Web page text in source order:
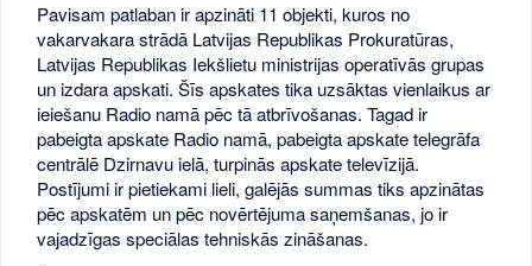
Pavisam patlaban ir apzināti 11 objekti, kuros no
vakarvakara strādā Latvijas Republikas Prokuratūras,
Latvijas Republikas Iekšlietu ministrijas operatīvās grupas
un izdara apskati. Šīs apskates tika uzsāktas vienlaikus ar
ieiešanu Radio namā pēc tā atbrīvošanas. Tagad ir
pabeigta apskate Radio namā, pabeigta apskate telegrāfa
centrālē Dzirnavu ielā, turpinās apskate televīzijā.
Postījumi ir pietiekami lieli, galējās summas tiks apzinātas
pēc apskatēm un pēc novērtējuma saņemšanas, jo ir
vajadzīgas speciālas tehniskās zināšanas.